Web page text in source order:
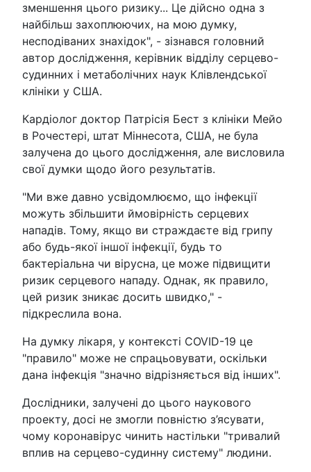
зменшення цього ризику... Це дійсно одна з
найбільш захоплюючих, на мою думку,
несподіваних знахідок", - зізнався головний
автор дослідження, керівник відділу серцево-
судинних і метаболічних наук Клівлендської
клініки у США.
Кардіолог доктор Патрісія Бест з клініки Мейо
в Рочестері, штат Міннесота, США, не була
залучена до цього дослідження, але висловила
свої думки щодо його результатів.
"Ми вже давно усвідомлюємо, що інфекції
можуть збільшити ймовірність серцевих
нападів. Тому, якщо ви страждаєте від грипу
або будь-якої іншої інфекції, будь то
бактеріальна чи вірусна, це може підвищити
ризик серцевого нападу. Однак, як правило,
цей ризик зникає досить швидко," -
підкреслила вона.
На думку лікаря, у контексті COVID-19 це
"правило" може не спрацьовувати, оскільки
дана інфекція "значно відрізняється від інших".
Дослідники, залучені до цього наукового
проекту, досі не змогли повністю з’ясувати,
чому коронавірус чинить настільки "тривалий
вплив на серцево-судинну систему" людини.